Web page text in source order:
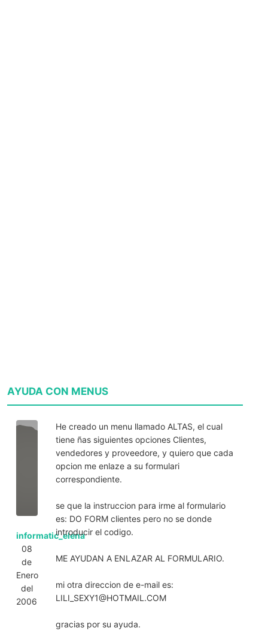
AYUDA CON MENUS
informatic_elena
08
de
Enero
del
2006
He creado un menu llamado ALTAS, el cual
tiene ñas siguientes opciones Clientes,
vendedores y proveedore, y quiero que cada
opcion me enlaze a su formulari
correspondiente.
se que la instruccion para irme al formulario
es: DO FORM clientes pero no se donde
introducir el codigo.
ME AYUDAN A ENLAZAR AL FORMULARIO.
mi otra direccion de e-mail es:
LILI_SEXY1@HOTMAIL.COM
gracias por su ayuda.